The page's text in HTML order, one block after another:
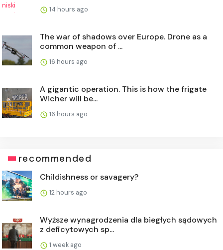
14 hours ago
The war of shadows over Europe. Drone as a
common weapon of ...
16 hours ago
A gigantic operation. This is how the frigate
Wicher will be...
16 hours ago
recommended
Childishness or savagery?
12 hours ago
Wyższe wynagrodzenia dla biegłych sądowych
z deficytowych sp...
1 week ago